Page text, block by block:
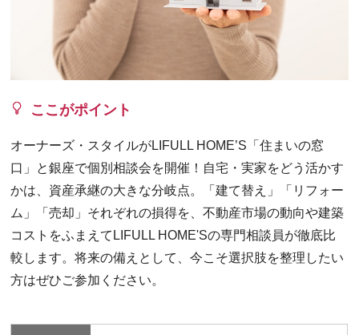
ここがポイント
オーナーズ・スタイルがLIFULL HOME’S「住まいの窓
口」と銀座で個別相談会を開催！自宅・実家をどう活かす
かは、資産承継の大きな分岐点。「建て替え」「リフォー
ム」「売却」それぞれの損得を、不動産市場の動向や建築
コストをふまえてLIFULL HOME'Sの専門相談員が徹底比
較します。将来の備えとして、今こそ選択肢を整理したい
方はぜひご参加ください。